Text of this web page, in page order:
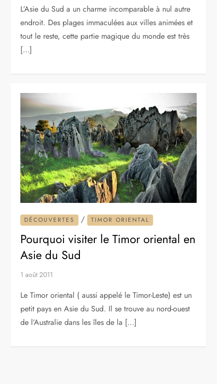
L’Asie du Sud a un charme incomparable à nul autre
endroit. Des plages immaculées aux villes animées et
tout le reste, cette partie magique du monde est très
[…]
DÉCOUVERTES / TIMOR ORIENTAL
Pourquoi visiter le Timor oriental en
Asie du Sud
1 août 2011
Le Timor oriental ( aussi appelé le Timor-Leste) est un
petit pays en Asie du Sud. Il se trouve au nord-ouest
de l’Australie dans les îles de la […]